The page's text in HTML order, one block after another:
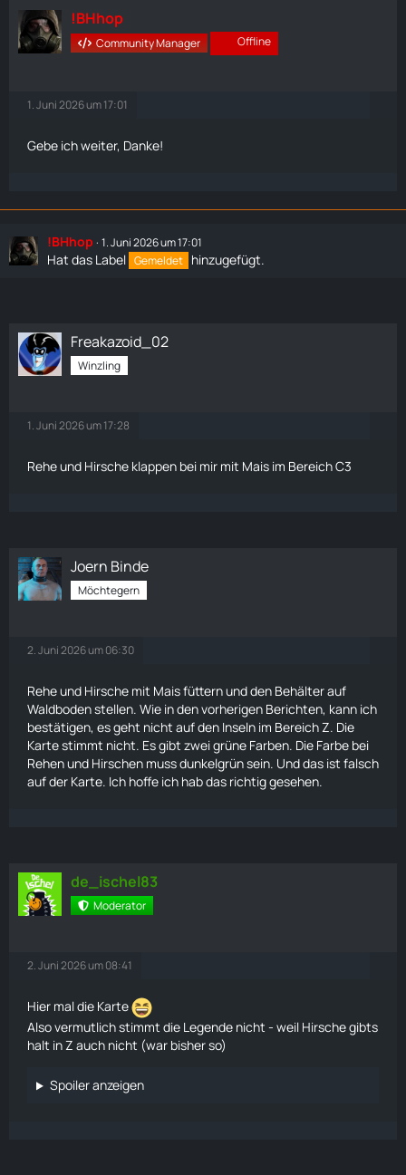
!BHhop
Community Manager Offline
1. Juni 2026 um 17:01
Gebe ich weiter, Danke!
!BHhop 1. Juni 2026 um 17:01
Hat das Label Gemeldet hinzugefügt.
Freakazoid_02
Winzling
1. Juni 2026 um 17:28
Rehe und Hirsche klappen bei mir mit Mais im Bereich C3
Joern Binde
Möchtegern
2. Juni 2026 um 06:30
Rehe und Hirsche mit Maisfüttern und den Behälter auf
Waldboden stellen. Wie in den vorherigen Berichten, kann ich
bestätigen, es geht nicht auf den Inseln im Bereich Z. Die
Kartestimmt nicht. Es gibt zwei grüne Farben. Die Farbe bei
Rehen und Hirschen muss dunkelgrün sein. Und das ist falsch
auf der Karte. Ich hoffe ich hab das richtig gesehen.
de_ischel83
Moderator
2. Juni 2026 um 08:41
Hier mal die Karte
Also vermutlich stimmt die Legende nicht - weil Hirsche gibts
halt in Z auch nicht (war bisher so)
Spoiler anzeigen